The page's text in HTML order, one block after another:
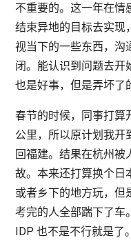
不重要的。这一年在情
结束异地的目标去实现
视当下的一些东西，沟
闭。能认识到问题去开
也是好事，但是弄坏了
春节的时候，同事打算
公里，所以原计划我开
回福建。结果在杭州
故。本来还打算换个日
或者乡下的地方玩，但
考完的人全部踹下了车
IDP 也不是不行就是了。